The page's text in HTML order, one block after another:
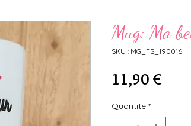
Mug: Ma
SKU : MG_FS_190016
11,90 €Prix
Quantité *